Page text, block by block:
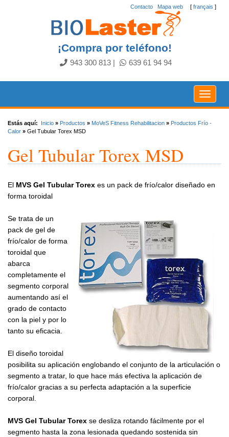
[ français ]
Contacto Mapa web
¡Compra por teléfono!
943 300 813 639 61 94 94
Toggle
Estás aquí: Inicio » Productos » MoVeS Fitness Rehabilitacion » Productos Frío -
Calor » Gel Tubular Torex MSD
Gel Tubular Torex MSD
El MVS Gel Tubular Torex es un pack de frío/calor diseñado en
forma toroidal
Se trata de un
pack de gel de
frío/calor de forma
toroidal que
abarca
completamente el
segmento corporal
aumentando así el
grado de contacto
con la piel y por lo
tanto su eficacia.
El diseño toroidal
posibilita su aplicación englobando el conjunto de la articulación o
segmento a tratar, lo que hace más efectiva la aplicación de
frío/calor gracias a su perfecta adaptación a la superficie
corporal.
MVS Gel Tubular Torex se desliza rotando fácilmente por el
segmento hasta la zona lesionada quedando sostenida sin